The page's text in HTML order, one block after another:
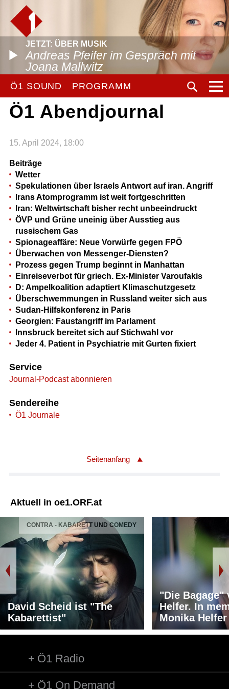
JETZT: ÜBER MUSIK
Andreas Pfeifer im Gespräch mit
Joana Mallwitz
Ö1 SOUND PROGRAMM
Ö1 Abendjournal
15. April 2024, 18:00
Beiträge
Wetter
Spekulationen über Israels Antwort auf iran. Angriff
Irans Atomprogramm ist weit fortgeschritten
Iran: Weltwirtschaft bisher recht unbeeindruckt
ÖVP und Grüne uneinig über Ausstieg aus
russischem Gas
Spionageaffäre: Neue Vorwürfe gegen FPÖ
Überwachen von Messenger-Diensten?
Prozess gegen Trump beginnt in Manhattan
Einreiseverbot für griech. Ex-Minister Varoufakis
D: Ampelkoalition adaptiert Klimaschutzgesetz
Überschwemmungen in Russland weiter sich aus
Sudan-Hilfskonferenz in Paris
Georgien: Faustangriff im Parlament
Innsbruck bereitet sich auf Stichwahl vor
Jeder 4. Patient in Psychiatrie mit Gurten fixiert
Service
Journal-Podcast abonnieren
Sendereihe
Ö1 Journale
Seitenanfang
Aktuell in oe1.ORF.at
CONTRA - KABARETT UND COMEDY
David Scheid ist "The
Kabarettist"
"Die Bagage"
Helfer. In
Monika Helfer
Ö1 Radio
Ö1 On Demand